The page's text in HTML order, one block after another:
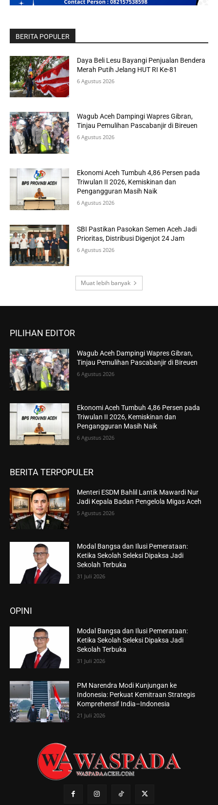
BERITA POPULER
Daya Beli Lesu Bayangi Penjualan Bendera
Merah Putih Jelang HUT RI Ke-81
6 Agustus 2026
Wagub Aceh Dampingi Wapres Gibran,
Tinjau Pemulihan Pascabanjir di Bireuen
6 Agustus 2026
Ekonomi Aceh Tumbuh 4,86 Persen pada
Triwulan II 2026, Kemiskinan dan
Pengangguran Masih Naik
6 Agustus 2026
SBI Pastikan Pasokan Semen Aceh Jadi
Prioritas, Distribusi Digenjot 24 Jam
6 Agustus 2026
Muat lebih banyak
PILIHAN EDITOR
Wagub Aceh Dampingi Wapres Gibran,
Tinjau Pemulihan Pascabanjir di Bireuen
6 Agustus 2026
Ekonomi Aceh Tumbuh 4,86 Persen pada
Triwulan II 2026, Kemiskinan dan
Pengangguran Masih Naik
6 Agustus 2026
BERITA TERPOPULER
Menteri ESDM Bahlil Lantik Mawardi Nur
Jadi Kepala Badan Pengelola Migas Aceh
5 Agustus 2026
Modal Bangsa dan Ilusi Pemerataan:
Ketika Sekolah Seleksi Dipaksa Jadi
Sekolah Terbuka
31 Juli 2026
OPINI
Modal Bangsa dan Ilusi Pemerataan:
Ketika Sekolah Seleksi Dipaksa Jadi
Sekolah Terbuka
31 Juli 2026
PM Narendra Modi Kunjungan ke
Indonesia: Perkuat Kemitraan Strategis
Komprehensif India–Indonesia
21 Juli 2026